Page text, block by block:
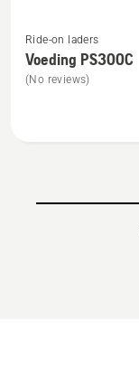
meer
details
over
Ride-on laders
Voeding PS300C
(No reviews)